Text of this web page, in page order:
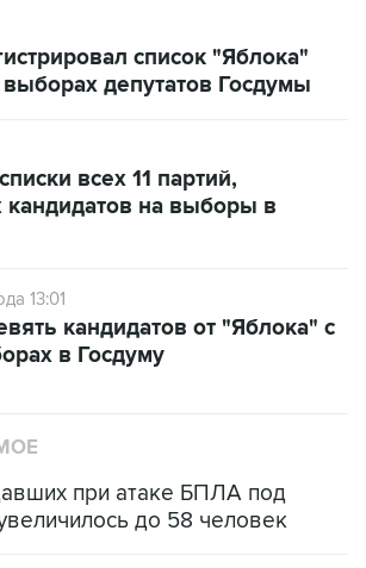
депутатов Госдумы
на выборы в
13:01
в Госдуму
при атаке БПЛА под
о решении сосредоточить в